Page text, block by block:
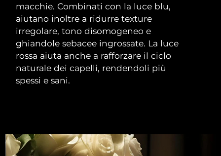
macchie. Combinati con la luce blu,
aiutano inoltre a ridurre texture
irregolare, tono disomogeneo e
ghiandole sebacee ingrossate. La luce
rossa aiuta anche a rafforzare il ciclo
naturale dei capelli, rendendoli più
spessi e sani.